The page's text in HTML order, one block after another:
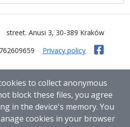
street. Anusi 3, 30-389 Kraków
Privacy policy
to collect anonymous
block these files, you agree
in the device's memory. You
cookies in your browser